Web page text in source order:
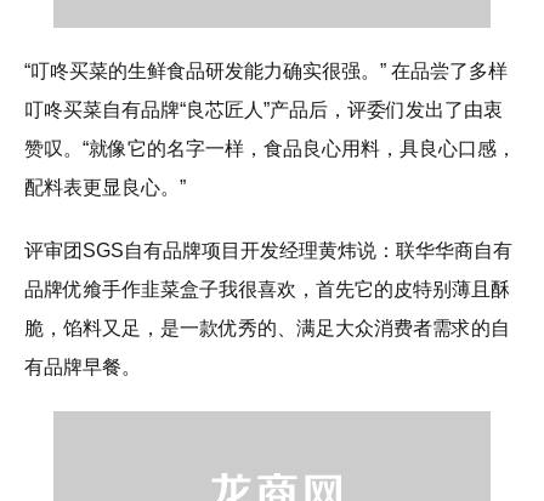
“叮咚买菜的生鲜食品研发能力确实很强。” 在品尝了多样
叮咚买菜自有品牌“良芯匠人”产品后，评委们发出了由衷
赞叹。“就像它的名字一样，食品良心用料，具良心口感，
配料表更显良心。”
评审团SGS自有品牌项目开发经理黄炜说：联华华商自有
品牌优飨手作韭菜盒子我很喜欢，首先它的皮特别薄且酥
脆，馅料又足，是一款优秀的、满足大众消费者需求的自
有品牌早餐。